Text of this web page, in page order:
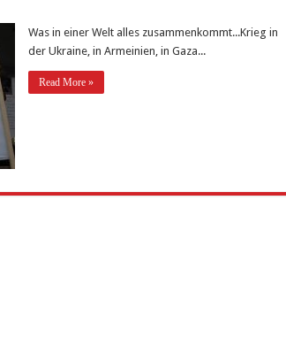
Was in einer Welt alles zusammenkommt...Krieg in
der Ukraine, in Armeinien, in Gaza...
Read More »